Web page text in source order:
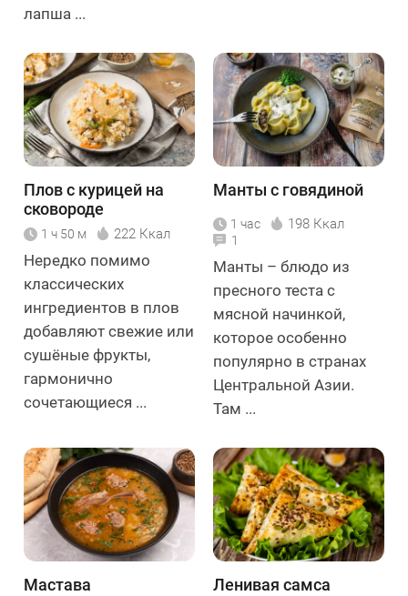
лапша ...
Плов с курицей на
сковороде
1 ч 50 м 222 Ккал
Нередко помимо
классических
ингредиентов в плов
добавляют свежие или
сушёные фрукты,
гармонично
сочетающиеся ...
Манты с говядиной
1 час 198 Ккал
1
Манты – блюдо из
пресного теста с
мясной начинкой,
которое особенно
популярно в странах
Центральной Азии.
Там ...
Мастава Ленивая самса